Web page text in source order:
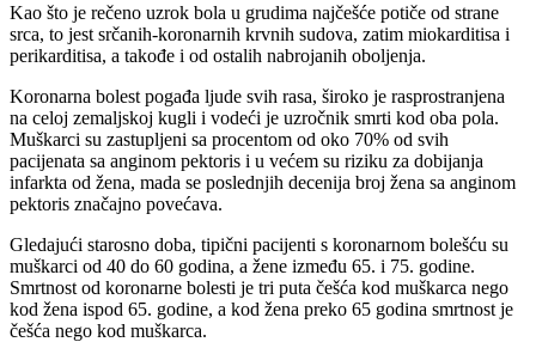
Kao što je rečeno uzrok bola u grudima najčešće potiče od strane
srca, to jest srčanih-koronarnih krvnih sudova, zatim miokarditisa i
perikarditisa, a takođe i od ostalih nabrojanih oboljenja.
Koronarna bolest pogađa ljude svih rasa, široko je rasprostranjena
na celoj zemaljskoj kugli i vodeći je uzročnik smrti kod oba pola.
Muškarci su zastupljeni sa procentom od oko 70% od svih
pacijenata sa anginom pektoris i u većem su riziku za dobijanja
infarkta od žena, mada se poslednjih decenija broj žena sa anginom
pektoris značajno povećava.
Gledajući starosno doba, tipični pacijenti s koronarnom bolešću su
muškarci od 40 do 60 godina, a žene između 65. i 75. godine.
Smrtnost od koronarne bolesti je tri puta češća kod muškarca nego
kod žena ispod 65. godine, a kod žena preko 65 godina smrtnost je
češća nego kod muškarca.